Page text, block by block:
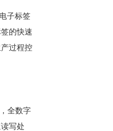
子标签
的快速
过程控
全数字
写处